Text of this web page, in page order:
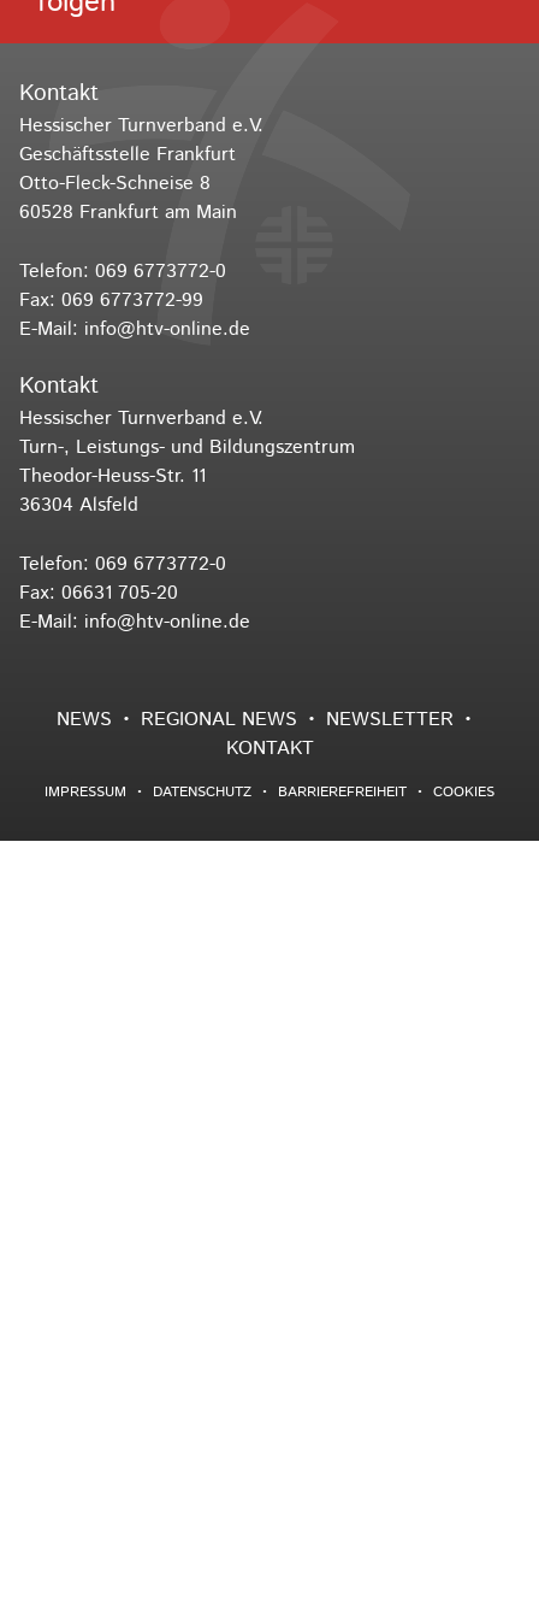
Kontakt
Hessischer Turnverband e.V.
Geschäftsstelle Frankfurt
Otto-Fleck-Schneise 8
60528 Frankfurt am Main
Telefon: 069 6773772-0
Fax: 069 6773772-99
E-Mail: info@htv-online.de
Kontakt
Hessischer Turnverband e.V.
Turn-, Leistungs- und Bildungszentrum
Theodor-Heuss-Str. 11
36304 Alsfeld
Telefon: 069 6773772-0
Fax: 06631 705-20
E-Mail: info@htv-online.de
NEWS REGIONAL NEWS
NEWSLETTER
KONTAKT
IMPRESSUM DATENSCHUTZ BARRIEREFREIHEIT COOKIES